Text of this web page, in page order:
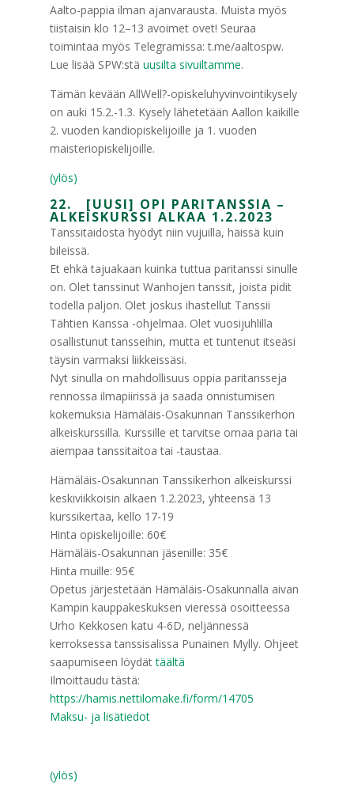
Aalto-pappia ilman ajanvarausta. Muista myös
tiistaisin klo 12–13 avoimet ovet! Seuraa
toimintaa myös Telegramissa: t.me/aaltospw.
Lue lisää SPW:stä uusilta sivuiltamme.
Tämän kevään AllWell?-opiskeluhyvinvointikysely
on auki 15.2.-1.3. Kysely lähetetään Aallon kaikille
2. vuoden kandiopiskelijoille ja 1. vuoden
maisteriopiskelijoille.
(ylös)
22. [UUSI] OPI PARITANSSIA –
ALKEISKURSSI ALKAA 1.2.2023
Tanssitaidosta hyödyt niin vujuilla, häissä kuin
bileissä.
Et ehkä tajuakaan kuinka tuttua paritanssi sinulle
on. Olet tanssinut Wanhojen tanssit, joista pidit
todella paljon. Olet joskus ihastellut Tanssii
Tähtien Kanssa -ohjelmaa. Olet vuosijuhlilla
osallistunut tansseihin, mutta et tuntenut itseäsi
täysin varmaksi liikkeissäsi.
Nyt sinulla on mahdollisuus oppia paritansseja
rennossa ilmapiirissä ja saada onnistumisen
kokemuksia Hämäläis-Osakunnan Tanssikerhon
alkeiskurssilla. Kurssille et tarvitse omaa paria tai
aiempaa tanssitaitoa tai -taustaa.
Hämäläis-Osakunnan Tanssikerhon alkeiskurssi
keskiviikkoisin alkaen 1.2.2023, yhteensä 13
kurssikertaa, kello 17-19
Hinta opiskelijoille: 60€
Hämäläis-Osakunnan jäsenille: 35€
Hinta muille: 95€
Opetus järjestetään Hämäläis-Osakunnalla aivan
Kampin kauppakeskuksen vieressä osoitteessa
Urho Kekkosen katu 4-6D, neljännessä
kerroksessa tanssisalissa Punainen Mylly. Ohjeet
saapumiseen löydättäältä
Ilmoittaudu tästä:
https://hamis.nettilomake.fi/form/14705
Maksu- ja lisätiedot
(ylös)